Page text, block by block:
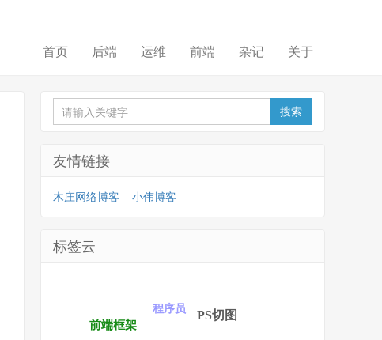
首页 后端 运维 前端 杂记 关于
友情链接
木庄网络博客 小伟博客
标签云
PS切图
前端框架
程序员